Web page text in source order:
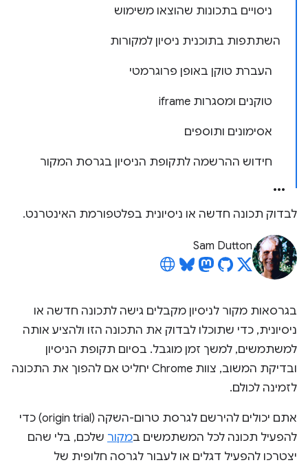
ניסויים בתכונות שהוצאו משימוש
השתתפות בתוכנית ניסיון למקורות
העברת טוקן באופן פרוגרמטי
טוקנים ומסגרות iframe
אסימונים ותוספים
חידוש ההרשמה לתקופת הניסיון בגרסת המקור
לבדוק תכונה חדשה או ניסיונית בפלטפורמת האינטרנט.
Sam Dutton
בגרסאות מקור לניסיון מקבלים גישה לתכונה חדשה או
ניסיונית, כדי שתוכלו לבדוק את התכונה הזו ולהציע אותה
למשתמשים, למשך זמן מוגבל. בסיום תקופת הניסיון
ובדיקת המשוב, צוות Chrome יחליט אם להפוך את התכונה
לזמינה לכולם.
אתם יכולים להירשם לגרסת טרום-השקה (origin trial) כדי
להפעיל תכונה לכל המשתמשים במקור שלכם, בלי שהם
יצטרכו להפעיל דגלים או לעבור לגרסה חלופית של